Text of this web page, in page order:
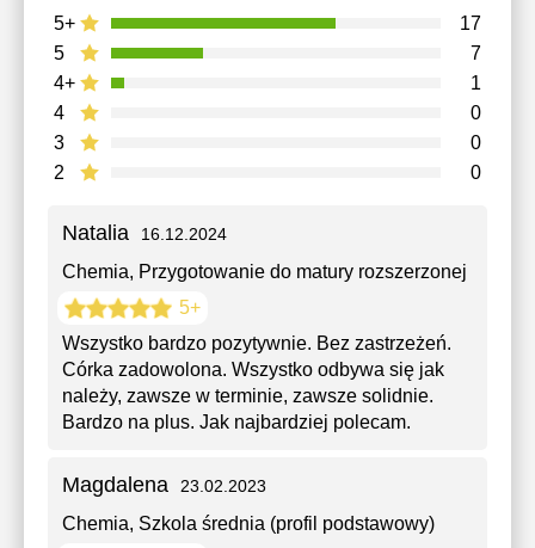
2 0
3 0
4 0
4+ 1
5 7
5+ 17
Natalia 16.12.2024
Chemia, Przygotowanie do matury rozszerzonej
5+
Wszystko bardzo pozytywnie. Bez zastrzeżeń.
Córka zadowolona. Wszystko odbywa się jak
należy, zawsze w terminie, zawsze solidnie.
Bardzo na plus. Jak najbardziej polecam.
Magdalena 23.02.2023
Chemia, Szkola średnia (profil podstawowy)